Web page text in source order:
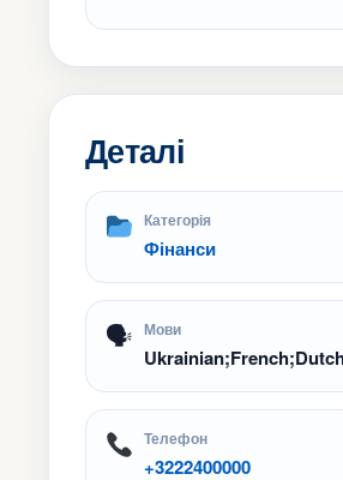
Деталі
Категорія
Фінанси
🗣 Мови
Телефон
+3222400000